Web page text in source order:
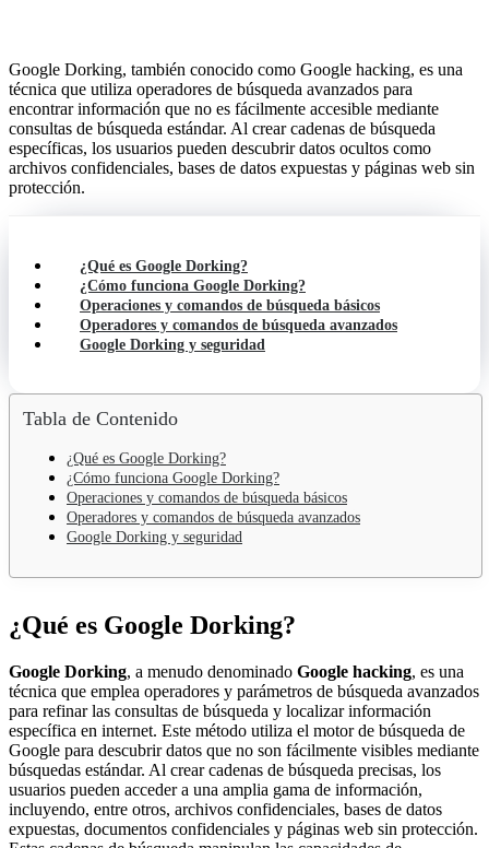
Google Dorking, también conocido como Google hacking, es una
técnica que utiliza operadores de búsqueda avanzados para
encontrar información que no es fácilmente accesible mediante
consultas de búsqueda estándar. Al crear cadenas de búsqueda
específicas, los usuarios pueden descubrir datos ocultos como
archivos confidenciales, bases de datos expuestas y páginas web sin
protección.
¿Qué es Google Dorking?
¿Cómo funciona Google Dorking?
Operaciones y comandos de búsqueda básicos
Operadores y comandos de búsqueda avanzados
Google Dorking y seguridad
Tabla de Contenido
¿Qué es Google Dorking?
¿Cómo funciona Google Dorking?
Operaciones y comandos de búsqueda básicos
Operadores y comandos de búsqueda avanzados
Google Dorking y seguridad
¿Qué es Google Dorking?
Google Dorking, a menudo denominado Google hacking, es una
técnica que emplea operadores y parámetros de búsqueda avanzados
para refinar las consultas de búsqueda y localizar información
específica en internet. Este método utiliza el motor de búsqueda de
Google para descubrir datos que no son fácilmente visibles mediante
búsquedas estándar. Al crear cadenas de búsqueda precisas, los
usuarios pueden acceder a una amplia gama de información,
incluyendo, entre otros, archivos confidenciales, bases de datos
expuestas, documentos confidenciales y páginas web sin protección.